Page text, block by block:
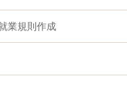
業規則作成